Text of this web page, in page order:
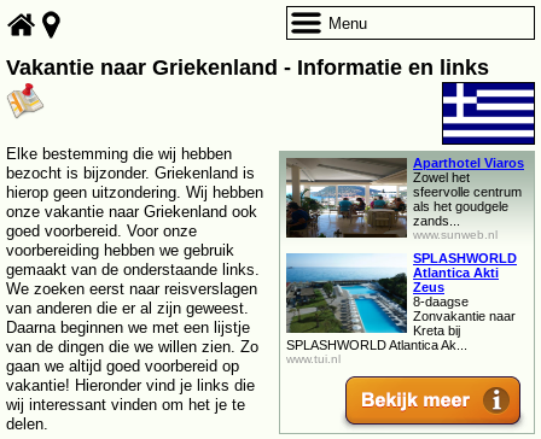
Vakantie naar Griekenland - Informatie en links
Aparthotel Viaros
Zowel het
sfeervolle centrum
als het goudgele
zands...
www.sunweb.nl
SPLASHWORLD
Atlantica Akti
Zeus
8-daagse
Zonvakantie naar
Kreta bij
SPLASHWORLD Atlantica Ak...
www.tui.nl
Elke bestemming die wij hebben
bezocht is bijzonder. Griekenland is
hierop geen uitzondering. Wij hebben
onze vakantie naar Griekenland ook
goed voorbereid. Voor onze
voorbereiding hebben we gebruik
gemaakt van de onderstaande links.
We zoeken eerst naar reisverslagen
van anderen die er al zijn geweest.
Daarna beginnen we met een lijstje
van de dingen die we willen zien. Zo
gaan we altijd goed voorbereid op
vakantie! Hieronder vind je links die
wij interessant vinden om het je te
delen.
Menu